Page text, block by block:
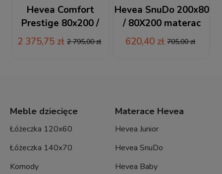
Hevea Comfort
Prestige 80x200 /
200x80 materac
2 375,75 zł 2 795,00 zł
Hevea SnuDo 200x80
/ 80X200 materac
wysokoelastyczny +
620,40 zł 705,00 zł
Meble dziecięce
Łóżeczka 120x60
Łóżeczka 140x70
Komody
Materace Hevea
Hevea Junior
Hevea SnuDo
Hevea Baby